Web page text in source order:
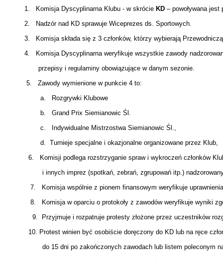
1. Komisja Dyscyplinarna Klubu - w skrócie KD – powoływana
2. Nadzór nad KD sprawuje Wiceprezes ds. Sportowych.
3. Komisja składa się z 3 członków, którzy wybierają
4. Komisja Dyscyplinarna weryfikuje wszystkie zawody
przepisy i regulaminy obowiązujące w danym sezonie.
5. Zawody wymienione w punkcie 4 to:
a. Rozgrywki Klubowe
b. Grand Prix Siemianowic Śl.
c. Indywidualne Mistrzostwa Siemianowic Śl.,
d. Turnieje specjalne i okazjonalne organizowane przez Klub,
6. Komisji podlega rozstrzyganie spraw i wykroczeń członków
i innych imprez (spotkań, zebrań, zgrupowań itp.)
7. Komisja wspólnie z pionem finansowym weryfikuje uprawnienia
8. Komisja w oparciu o protokoły z zawodów weryfikuje wyniki
9. Przyjmuje i rozpatruje protesty złożone przez uczestników
10. Protest winien być osobiście doręczony do KD lub na ręce
do 15 dni po zakończonych zawodach lub listem poleconym